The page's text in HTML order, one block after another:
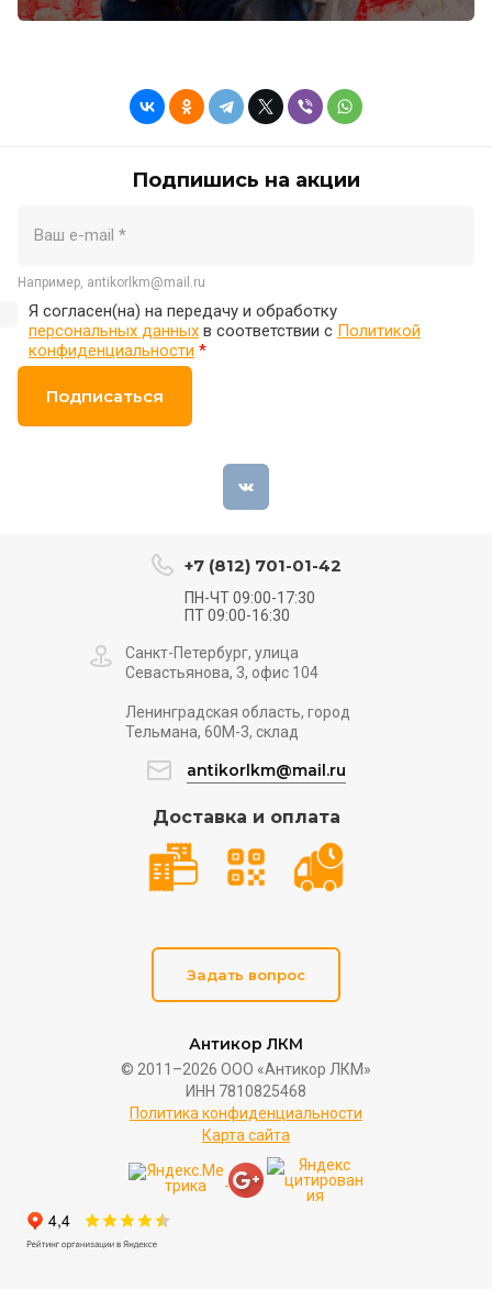
Подпишись на акции
Например, antikorlkm@mail.ru
Я согласен(на) на передачу и обработку
персональных данных в соответствии с Политикой
конфиденциальности *
Подписаться
Антикор ЛКМ
© 2011–2026 ООО «Антикор ЛКМ»
ИНН 7810825468
Политика конфиденциальности
Карта сайта
+7 (812) 701-01-42
ПН-ЧТ 09:00-17:30
ПТ 09:00-16:30
Доставка и оплата
Санкт-Петербург, улица
Севастьянова, 3, офис 104
Ленинградская область, город
Тельмана, 60М-3, склад
antikorlkm@mail.ru
Задать вопрос